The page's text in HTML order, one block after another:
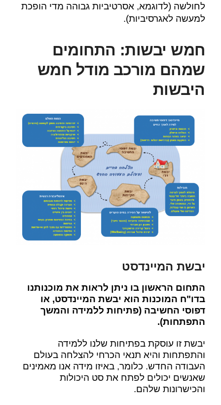
לחולשה (לדוגמא, אסרטיביות גבוהה מדי הופכת
למעשה לאגרסיביות).
חמש יבשות: התחומים
שמהם מורכב מודל חמש
היבשות
יבשת המיינדסט
התחום הראשון בו ניתן לראות את מוכנותנו
בדו"ח המוכנות הוא יבשת המיינדסט, או
דפוסי החשיבה (פתיחות ללמידה והמשך
התפתחות).
יבשת זו עוסקת בפתיחות שלנו ללמידה
והתפתחות והיא תנאי הכרחי להצלחה בעולם
העבודה החדש. כלומר, באיזו מידה אנו מאמינים
שאנשים יכולים לפתח את סט היכולות
והכישרונות שלהם.